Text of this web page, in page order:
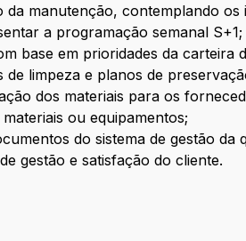
manutenção, contemplando
a programação semanal S+1;
base em prioridades da carteira
limpeza e planos de
dos materiais para os
ou equipamentos;
do sistema de gestão
gestão e satisfação do cliente.